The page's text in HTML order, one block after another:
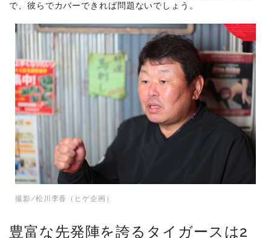
で、彼らでカバーできれば問題ないでしょう。
撮影/松川李香（ヒゲ企画）
豊富な先発陣を誇るタイガースは2